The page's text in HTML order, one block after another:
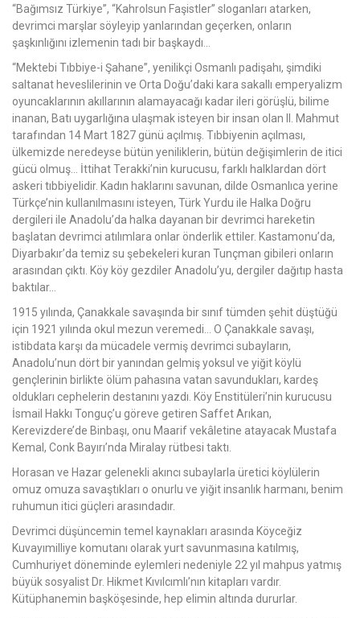
“Bağımsız Türkiye”, “Kahrolsun Faşistler” sloganları atarken,
devrimci marşlar söyleyip yanlarından geçerken, onların
şaşkınlığını izlemenin tadı bir başkaydı…
“Mektebi Tıbbiye-i Şahane”, yenilikçi Osmanlı padişahı, şimdiki
saltanat heveslilerinin ve Orta Doğu’daki kara sakallı emperyalizm
oyuncaklarının akıllarının alamayacağı kadar ileri görüşlü, bilime
inanan, Batı uygarlığına ulaşmak isteyen bir insan olan II. Mahmut
tarafından 14 Mart 1827 günü açılmış. Tıbbiyenin açılması,
ülkemizde neredeyse bütün yeniliklerin, bütün değişimlerin de itici
gücü olmuş… İttihat Terakki’nin kurucusu, farklı halklardan dört
askeri tıbbiyelidir. Kadın haklarını savunan, dilde Osmanlıca yerine
Türkçe’nin kullanılmasını isteyen, Türk Yurdu ile Halka Doğru
dergileri ile Anadolu’da halka dayanan bir devrimci hareketin
başlatan devrimci atılımlara onlar önderlik ettiler. Kastamonu’da,
Diyarbakır’da temiz su şebekeleri kuran Tunçman gibileri onların
arasından çıktı. Köy köy gezdiler Anadolu’yu, dergiler dağıtıp hasta
baktılar…
1915 yılında, Çanakkale savaşında bir sınıf tümden şehit düştüğü
için 1921 yılında okul mezun veremedi… O Çanakkale savaşı,
istibdata karşı da mücadele vermiş devrimci subayların,
Anadolu’nun dört bir yanından gelmiş yoksul ve yiğit köylü
gençlerinin birlikte ölüm pahasına vatan savundukları, kardeş
oldukları cephelerin destanını yazdı. Köy Enstitüleri’nin kurucusu
İsmail Hakkı Tonguç’u göreve getiren Saffet Arıkan,
Kerevizdere’de Binbaşı, onu Maarif vekâletine atayacak Mustafa
Kemal, Conk Bayırı’nda Miralay rütbesi taktı.
Horasan ve Hazar gelenekli akıncı subaylarla üretici köylülerin
omuz omuza savaştıkları o onurlu ve yiğit insanlık harmanı, benim
ruhumun itici güçleri arasındadır.
Devrimci düşüncemin temel kaynakları arasında Köyceğiz
Kuvayımilliye komutanı olarak yurt savunmasına katılmış,
Cumhuriyet döneminde eylemleri nedeniyle 22 yıl mahpus yatmış
büyük sosyalist Dr. Hikmet Kıvılcımlı’nın kitapları vardır.
Kütüphanemin başköşesinde, hep elimin altında dururlar.